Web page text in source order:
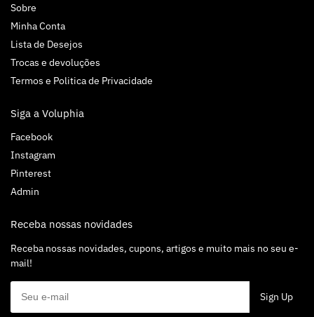
Sobre
Minha Conta
Lista de Desejos
Trocas e devoluções
Termos e Politica de Privacidade
Siga a Voluphia
Facebook
Instagram
Pinterest
Admin
Receba nossas novidades
Receba nossas novidades, cupons, artigos e muito mais no seu e-
mail!